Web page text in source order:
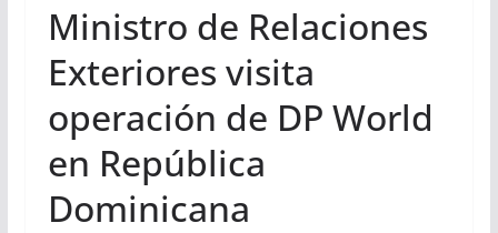
Ministro de Relaciones
Exteriores visita
operación de DP World
en República
Dominicana